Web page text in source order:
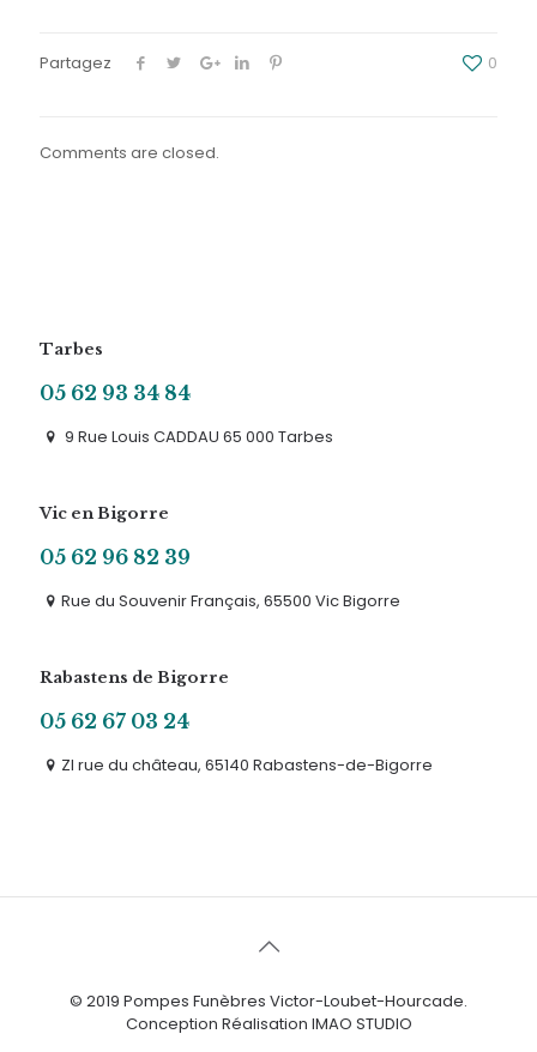
Partagez 0
Comments are closed.
Tarbes
05 62 93 34 84
9 Rue Louis CADDAU 65 000 Tarbes
Vic en Bigorre
05 62 96 82 39
Rue du Souvenir Français, 65500 Vic Bigorre
Rabastens de Bigorre
05 62 67 03 24
ZI rue du château, 65140 Rabastens-de-Bigorre
© 2019 Pompes Funèbres Victor-Loubet-Hourcade.
Conception Réalisation IMAO STUDIO